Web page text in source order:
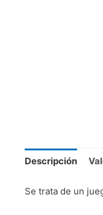
Descripción
Se trata de un